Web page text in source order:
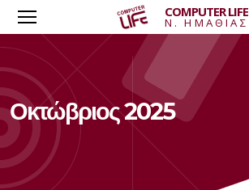
COMPUTER LIFE
Ν. ΗΜΑΘΙΑΣ
Οκτώβριος 2025